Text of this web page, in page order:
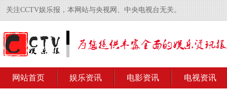
关注CCTV娱乐报，本网站与央视网、中央电视台无关。
网站首页 娱乐资讯 电影资讯 电视资讯